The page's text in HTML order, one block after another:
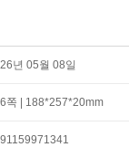
년 05월 08일
쪽 | 188*257*20mm